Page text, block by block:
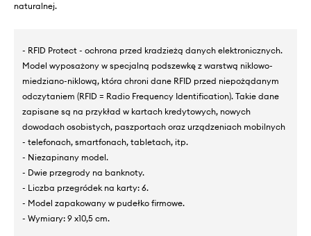
naturalnej.
- RFID Protect - ochrona przed kradzieżą danych elektronicznych.
Model wyposażony w specjalną podszewkę z warstwą niklowo-
miedziano-niklową, która chroni dane RFID przed niepożądanym
odczytaniem (RFID = Radio Frequency Identification). Takie dane
zapisane są na przykład w kartach kredytowych, nowych
dowodach osobistych, paszportach oraz urządzeniach mobilnych
- telefonach, smartfonach, tabletach, itp.
- Niezapinany model.
- Dwie przegrody na banknoty.
- Liczba przegródek na karty: 6.
- Model zapakowany w pudełko firmowe.
- Wymiary: 9 x10,5 cm.